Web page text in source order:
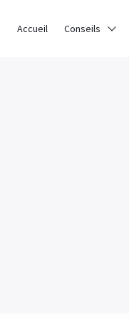
Accueil Conseils
Plus